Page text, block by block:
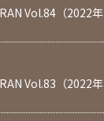
Vol.84（2022
Vol.83（2022